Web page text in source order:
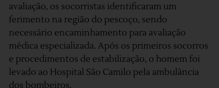
avaliação, os socorristas identificaram um
ferimento na região do pescoço, sendo
necessário encaminhamento para avaliação
médica especializada. Após os primeiros socorros
e procedimentos de estabilização, o homem foi
levado ao Hospital São Camilo pela ambulância
dos bombeiros.